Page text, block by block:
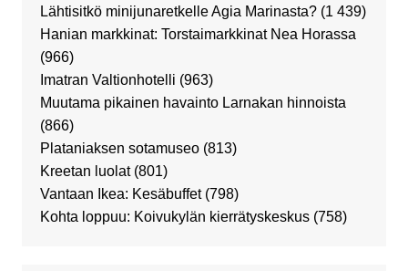
Lähtisitkö minijunaretkelle Agia Marinasta? (1 439)
Hanian markkinat: Torstaimarkkinat Nea Horassa
(966)
Imatran Valtionhotelli (963)
Muutama pikainen havainto Larnakan hinnoista
(866)
Plataniaksen sotamuseo (813)
Kreetan luolat (801)
Vantaan Ikea: Kesäbuffet (798)
Kohta loppuu: Koivukylän kierrätyskeskus (758)